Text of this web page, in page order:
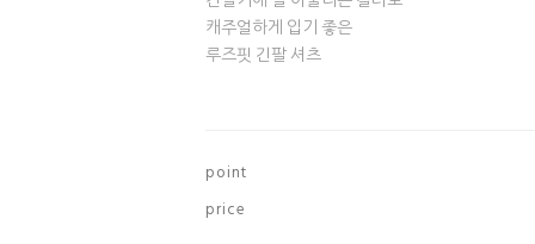
캐주얼하게 입기 좋은
루즈핏 긴팔 셔츠
p o i n t
p r i c e